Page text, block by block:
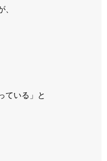
、
ている」と